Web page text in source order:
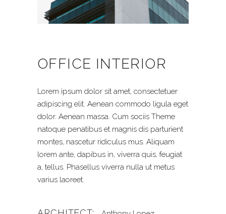
OFFICE INTERIOR
Lorem ipsum dolor sit amet, consectetuer
adipiscing elit. Aenean commodo ligula eget
dolor. Aenean massa. Cum sociis Theme
natoque penatibus et magnis dis parturient
montes, nascetur ridiculus mus. Aliquam
lorem ante, dapibus in, viverra quis, feugiat
a, tellus. Phasellus viverra nulla ut metus
varius laoreet.